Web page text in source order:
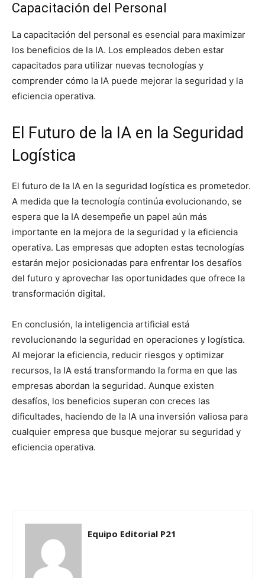
Capacitación del Personal
La capacitación del personal es esencial para maximizar
los beneficios de la IA. Los empleados deben estar
capacitados para utilizar nuevas tecnologías y
comprender cómo la IA puede mejorar la seguridad y la
eficiencia operativa.
El Futuro de la IA en la Seguridad
Logística
El futuro de la IA en la seguridad logística es prometedor.
A medida que la tecnología continúa evolucionando, se
espera que la IA desempeñe un papel aún más
importante en la mejora de la seguridad y la eficiencia
operativa. Las empresas que adopten estas tecnologías
estarán mejor posicionadas para enfrentar los desafíos
del futuro y aprovechar las oportunidades que ofrece la
transformación digital.
En conclusión, la inteligencia artificial está
revolucionando la seguridad en operaciones y logística.
Al mejorar la eficiencia, reducir riesgos y optimizar
recursos, la IA está transformando la forma en que las
empresas abordan la seguridad. Aunque existen
desafíos, los beneficios superan con creces las
dificultades, haciendo de la IA una inversión valiosa para
cualquier empresa que busque mejorar su seguridad y
eficiencia operativa.
Equipo Editorial P21